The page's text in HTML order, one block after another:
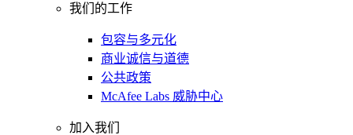
我们的工作
包容与多元化
商业诚信与道德
公共政策
McAfee Labs 威胁中心
加入我们